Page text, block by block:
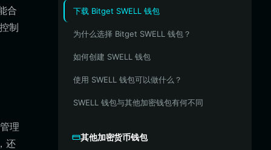
合
制
理
还
下载 Bitget SWELL 钱包
为什么选择 Bitget SWELL 钱包？
如何创建 SWELL 钱包
使用 SWELL 钱包可以做什么？
SWELL 钱包与其他加密钱包有何不同
其他加密货币钱包